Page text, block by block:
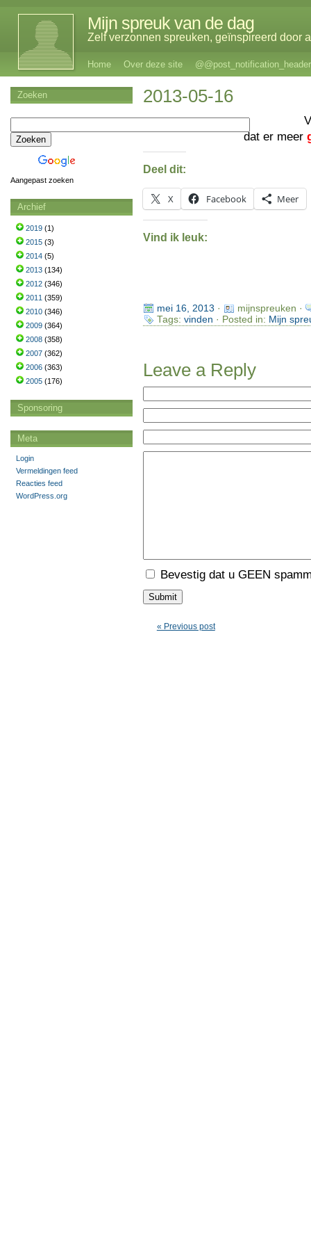
Mijn spreuk van de dag
Zelf verzonnen spreuken, geïnspireerd door
Home Over deze site @@post_notification_header
2013-05-16
dat er meer
Deel dit:
X Facebook Meer
Vind ik leuk:
mei 16, 2013 ·
mijnspreuken ·
Tags: vinden · Posted in: Mijn
Leave a Reply
Bevestig dat u GEEN
« Previous post
Zoeken
Aangepast zoeken
Archief
2019 (1)
2015 (3)
2014 (5)
2013 (134)
2012 (346)
2011 (359)
2010 (346)
2009 (364)
2008 (358)
2007 (362)
2006 (363)
2005 (176)
Sponsoring
Meta
Login
Vermeldingen feed
Reacties feed
WordPress.org